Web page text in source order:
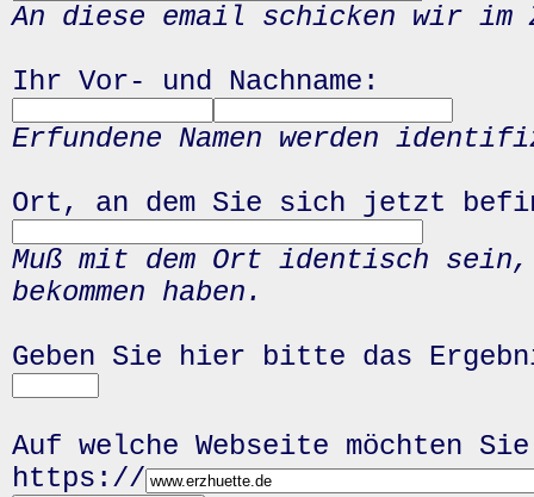
An diese email schicken wir
Ihr Vor- und Nachname:
Erfundene Namen werden
Ort, an dem Sie sich jetzt
Muß mit dem Ort identisch
bekommen haben.
Geben Sie hier bitte das
Auf welche Webseite möchten
https://